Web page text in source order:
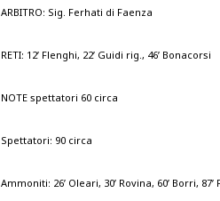
ARBITRO: Sig. Ferhati di Faenza
RETI: 12’ Flenghi, 22’ Guidi rig., 46’ Bonacorsi
NOTE spettatori 60 circa
Spettatori: 90 circa
Ammoniti: 26’ Oleari, 30’ Rovina, 60’ Borri,